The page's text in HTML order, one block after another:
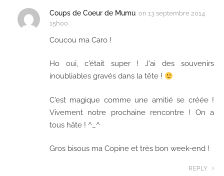
Coups de Coeur de Mumu on 13 septembre 2014
15h00
Coucou ma Caro !
Ho oui, c'était super ! J'ai des souvenirs
inoubliables gravés dans la tête !
C'est magique comme une amitié se créée !
Vivement notre prochaine rencontre ! On a
tous hâte ! ^_^
Gros bisous ma Copine et très bon week-end !
REPLY